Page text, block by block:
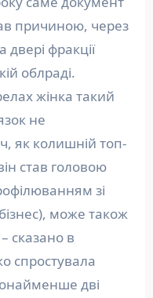
причиною, через
двері фракції
облраді.
жінка такий
не
як колишній топ-
став головою
зі
може також
сказано в
спростувала
дві